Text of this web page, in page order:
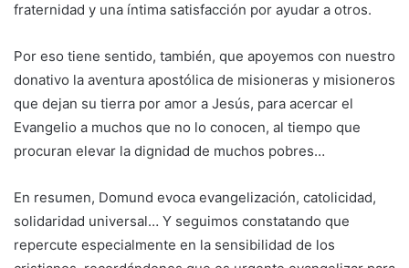
fraternidad y una íntima satisfacción por ayudar a otros.
Por eso tiene sentido, también, que apoyemos con nuestro
donativo la aventura apostólica de misioneras y misioneros
que dejan su tierra por amor a Jesús, para acercar el
Evangelio a muchos que no lo conocen, al tiempo que
procuran elevar la dignidad de muchos pobres…
En resumen, Domund evoca evangelización, catolicidad,
solidaridad universal… Y seguimos constatando que
repercute especialmente en la sensibilidad de los